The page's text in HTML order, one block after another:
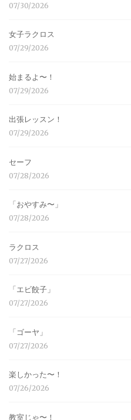
07/30/2026
女子ラクロス
07/29/2026
始まるよ〜！
07/29/2026
出張レッスン！
07/29/2026
セーフ
07/28/2026
「おやすみ〜」
07/28/2026
ラクロス
07/27/2026
「エビ餃子」
07/27/2026
「ゴーヤ」
07/27/2026
楽しかった〜！
07/26/2026
教室じゃ〜！